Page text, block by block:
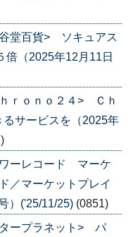
堂百貨> ソキュアス
倍（2025年12月11日
ｒｏｎｏ２４> Ｃｈ
るサービスを（2025年
ーレコード マーケ
／マーケットプレイ
）('25/11/25) (0851)
ープラネット> パ